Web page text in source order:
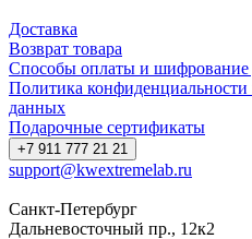
Доставка
Возврат товара
Способы оплаты и
Политика
данных
Подарочные сертификаты
+7 911 777 21 21
support@kwextremelab.ru
Санкт-Петербург
Дальневосточный пр., 12к2